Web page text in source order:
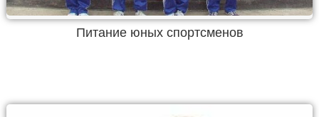
Питание юных спортсменов